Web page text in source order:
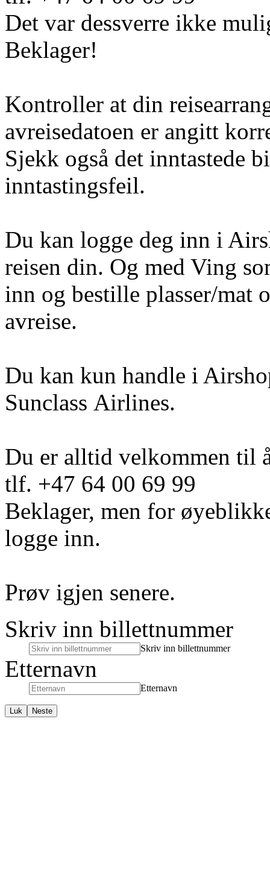
Det var dessverre ikke
Beklager!
Kontroller at din
avreisedatoen er angitt
Sjekk også det inntastede
inntastingsfeil.
Du kan logge deg inn i
reisen din. Og med Ving
inn og bestille plasser/mat
avreise.
Du kan kun handle i
Sunclass Airlines.
Du er alltid velkommen til
tlf. +47 64 00 69 99
Beklager, men for
logge inn.
Prøv igjen senere.
Skriv inn billettnummer
Skriv inn billettnummer
Etternavn
Etternavn
Luk Neste